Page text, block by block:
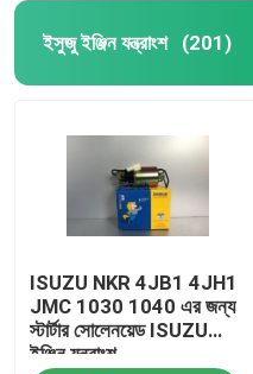
পণ্য
আমাদের সম্পর্কে
কারখানা ভ্রমণ
মান নিয়ন্ত্রণ
যোগাযোগ করুন
ইসুজু ইঞ্জিন যন্ত্রাংশ (201)
ISUZU NKR 4JB1 4JH1
JMC 1030 1040 এর জন্য
স্টার্টার সোলেনয়েড ISUZU
ইঞ্জিন যন্ত্রাংশ